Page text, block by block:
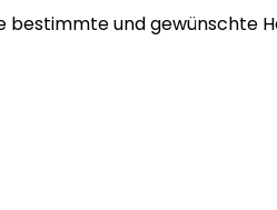
und gewünschte